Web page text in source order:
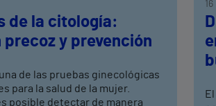
de la citología:
y prevención
de las pruebas ginecológicas
para la salud de la mujer.
posible detectar de manera